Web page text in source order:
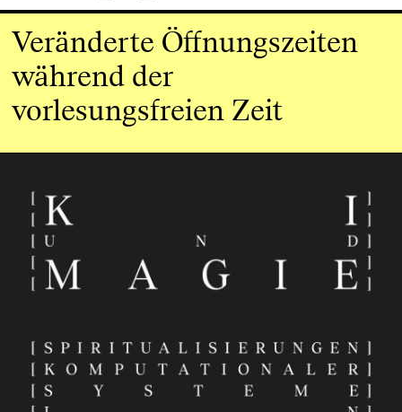
Veränderte Öffnungszeiten
während der
vorlesungsfreien Zeit